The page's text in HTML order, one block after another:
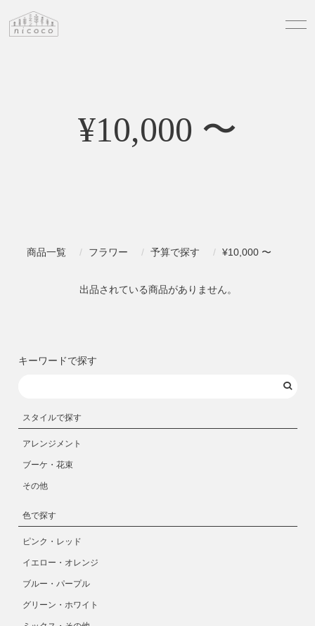
¥10,000 〜
商品一覧 フラワー 予算で探す ¥10,000 〜
出品されている商品がありません。
キーワードで探す
スタイルで探す
アレンジメント
ブーケ・花束
その他
色で探す
ピンク・レッド
イエロー・オレンジ
ブルー・パープル
グリーン・ホワイト